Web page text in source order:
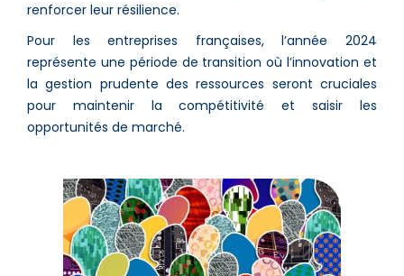
renforcer leur résilience.
Pour les entreprises françaises, l’année 2024
représente une période de transition où l’innovation et
la gestion prudente des ressources seront cruciales
pour maintenir la compétitivité et saisir les
opportunités de marché.